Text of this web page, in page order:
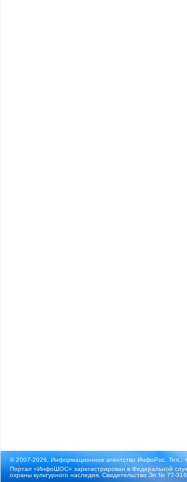
© 2007-2026, Информационное агентство ИнфоРос. Тел.:
Портал «ИнфоШОС» зарегистрирован в Федеральной
охраны культурного наследия. Свидетельство Эл № 77-